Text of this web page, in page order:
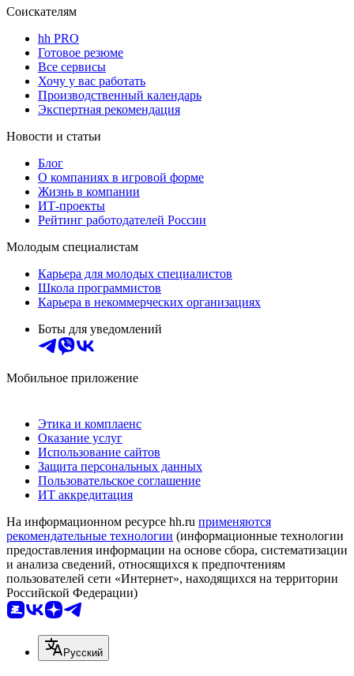
Соискателям
hh PRO
Готовое резюме
Все сервисы
Хочу у вас работать
Производственный календарь
Экспертная рекомендация
Новости и статьи
Блог
О компаниях в игровой форме
Жизнь в компании
ИТ-проекты
Рейтинг работодателей России
Молодым специалистам
Карьера для молодых специалистов
Школа программистов
Карьера в некоммерческих организациях
Боты для уведомлений
Мобильное приложение
Этика и комплаенс
Оказание услуг
Использование сайтов
Защита персональных данных
Пользовательское соглашение
ИТ аккредитация
На информационном ресурсе hh.ru применяются
рекомендательные технологии (информационные технологии
предоставления информации на основе сбора, систематизации
и анализа сведений, относящихся к предпочтениям
пользователей сети «Интернет», находящихся на территории
Российской Федерации)
Русский